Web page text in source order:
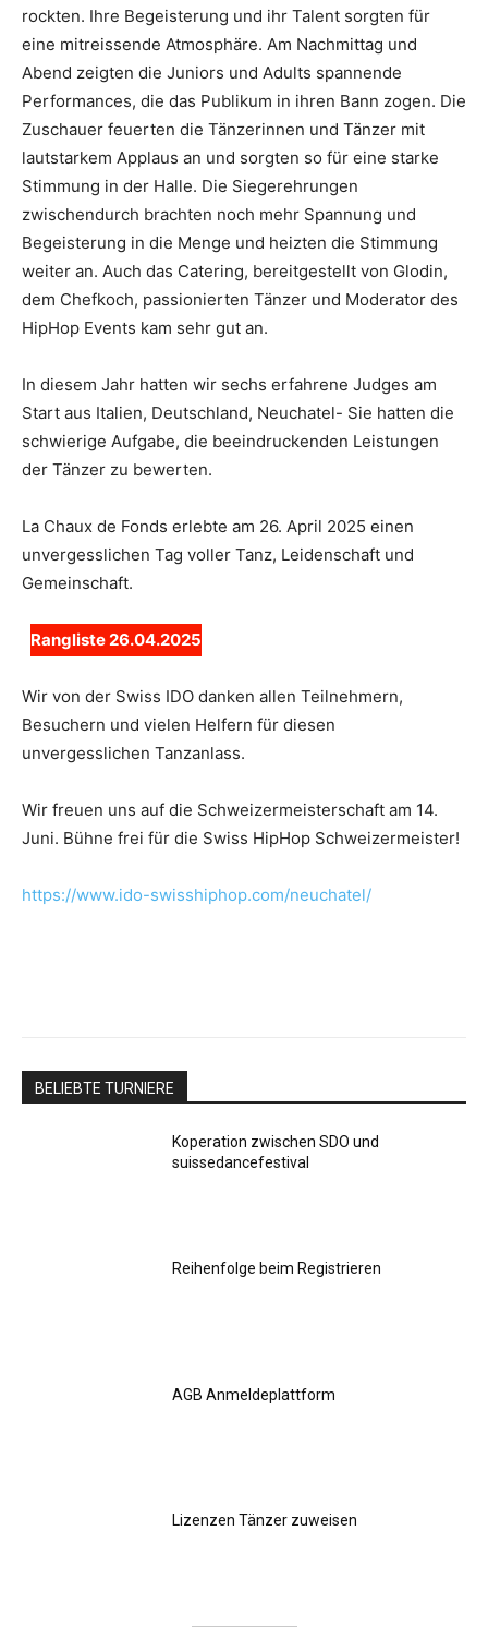
rockten. Ihre Begeisterung und ihr Talent sorgten für
eine mitreissende Atmosphäre. Am Nachmittag und
Abend zeigten die Juniors und Adults spannende
Performances, die das Publikum in ihren Bann zogen. Die
Zuschauer feuerten die Tänzerinnen und Tänzer mit
lautstarkem Applaus an und sorgten so für eine starke
Stimmung in der Halle. Die Siegerehrungen
zwischendurch brachten noch mehr Spannung und
Begeisterung in die Menge und heizten die Stimmung
weiter an. Auch das Catering, bereitgestellt von Glodin,
dem Chefkoch, passionierten Tänzer und Moderator des
HipHop Events kam sehr gut an.
In diesem Jahr hatten wir sechs erfahrene Judges am
Start aus Italien, Deutschland, Neuchatel- Sie hatten die
schwierige Aufgabe, die beeindruckenden Leistungen
der Tänzer zu bewerten.
La Chaux de Fonds erlebte am 26. April 2025 einen
unvergesslichen Tag voller Tanz, Leidenschaft und
Gemeinschaft.
Rangliste 26.04.2025
Wir von der Swiss IDO danken allen Teilnehmern,
Besuchern und vielen Helfern für diesen
unvergesslichen Tanzanlass.
Wir freuen uns auf die Schweizermeisterschaft am 14.
Juni. Bühne frei für die Swiss HipHop Schweizermeister!
https://www.ido-swisshiphop.com/neuchatel/
BELIEBTE TURNIERE
Koperation zwischen SDO und
suissedancefestival
Reihenfolge beim Registrieren
AGB Anmeldeplattform
Lizenzen Tänzer zuweisen